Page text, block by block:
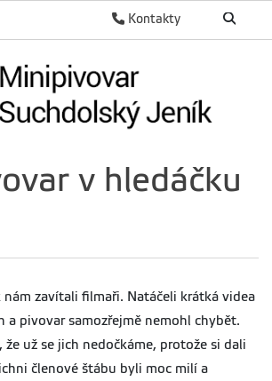
Kontakty
v hledáčku
nám zavítali filmaři. Natáčeli krátká videa
a pivovar samozřejmě nemohl chybět.
že už se jich nedočkáme, protože si dali
členové štábu byli moc milí a